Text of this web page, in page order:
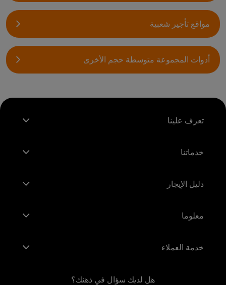
مواقع تأجير شعبية
أدوات المجموعة متوسطة حجم الأخرى
تعرف علينا
خدماتنا
دليل الإيجار
معلوما
خدمة العملاء
هل لديك سؤال في ذهنك؟